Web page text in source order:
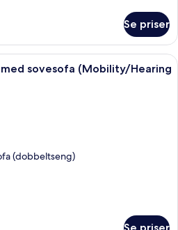
Se priser
Et hotelværelse med seng,
sovesofa (Mobility/Hearing
(dobbeltseng)